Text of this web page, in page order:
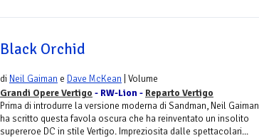
Black Orchid
di Neil Gaiman e Dave McKean | Volume
Grandi Opere Vertigo - RW-Lion - Reparto Vertigo
Prima di introdurre la versione moderna di Sandman, Neil Gaiman
ha scritto questa favola oscura che ha reinventato un insolito
supereroe DC in stile Vertigo. Impreziosita dalle spettacolari...